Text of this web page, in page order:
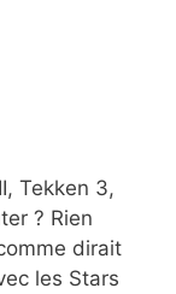
Tekken 3,
? Rien
dirait
les Stars